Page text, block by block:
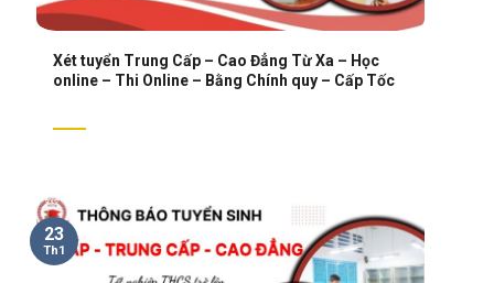
Xét tuyển Trung Cấp – Cao Đẳng Từ Xa – Học
online – Thi Online – Bằng Chính quy – Cấp Tốc
23
Th1